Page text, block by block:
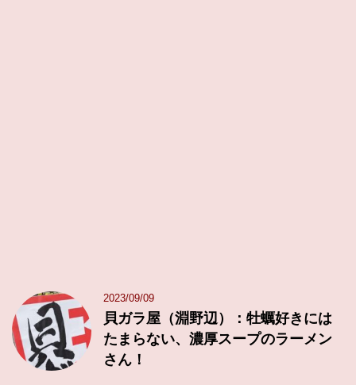
2023/09/09
貝ガラ屋（淵野辺）：牡蠣好きには
たまらない、濃厚スープのラーメン
さん！